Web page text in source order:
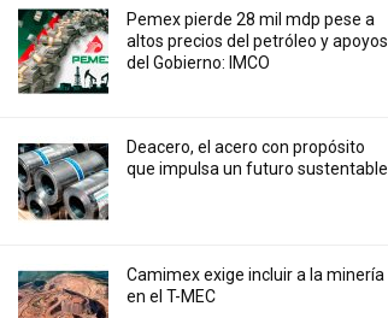
Pemex pierde 28 mil mdp pese a
altos precios del petróleo y apoyos
del Gobierno: IMCO
Deacero, el acero con propósito
que impulsa un futuro sustentable
Camimex exige incluir a la minería
en el T-MEC